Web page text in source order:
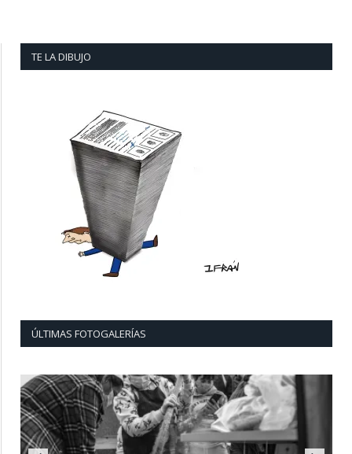
TE LA DIBUJO
ÚLTIMAS FOTOGALERÍAS